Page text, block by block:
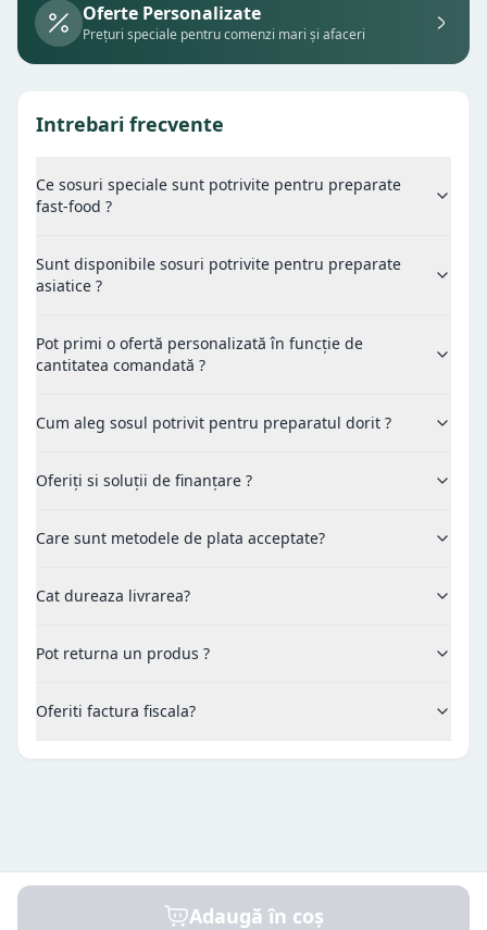
Oferte Personalizate
Prețuri speciale pentru comenzi mari și afaceri
Intrebari frecvente
Ce sosuri speciale sunt potrivite pentru preparate
fast-food ?
Sunt disponibile sosuri potrivite pentru preparate
asiatice ?
Pot primi o ofertă personalizată în funcție de
cantitatea comandată ?
Cum aleg sosul potrivit pentru preparatul dorit ?
Oferiți si soluții de finanțare ?
Care sunt metodele de plata acceptate?
Cat dureaza livrarea?
Pot returna un produs ?
Oferiti factura fiscala?
Adaugă în coș